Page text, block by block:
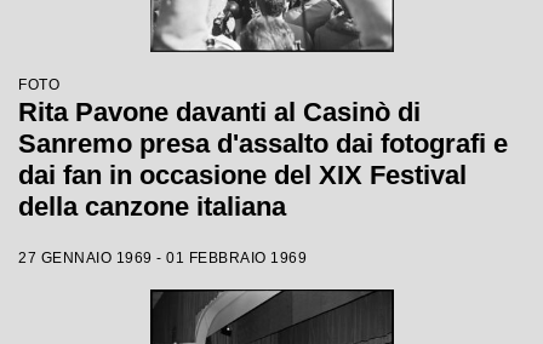
FOTO
Rita Pavone davanti al Casinò di
Sanremo presa d'assalto dai fotografi e
dai fan in occasione del XIX Festival
della canzone italiana
27 GENNAIO 1969 - 01 FEBBRAIO 1969